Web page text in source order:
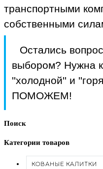
транспортными
собственными
Остались
выбором? Нужна
''холодной'' и
ПОМОЖЕМ!
Поиск
Категории товаров
КОВАНЫЕ КАЛИТКИ